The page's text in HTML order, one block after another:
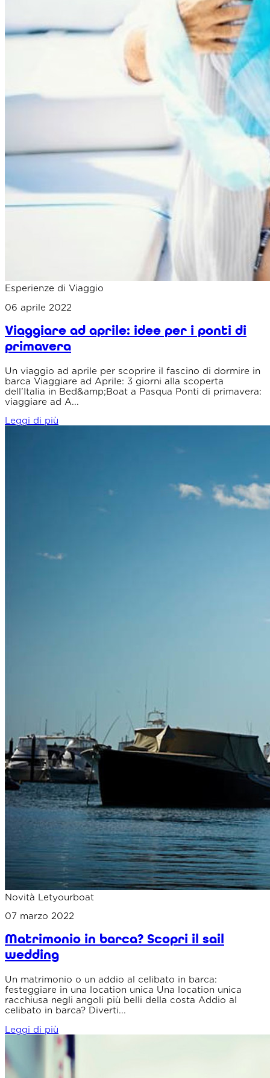
Esperienze di Viaggio
06 aprile 2022
Viaggiare ad aprile: idee per i ponti di
primavera
Un viaggio ad aprile per scoprire il fascino di dormire in
barca Viaggiare ad Aprile: 3 giorni alla scoperta
dell’Italia in Bed&amp;Boat a Pasqua Ponti di primavera:
viaggiare ad A...
Leggi di più
Novità Letyourboat
07 marzo 2022
Matrimonio in barca? Scopri il sail
wedding
Un matrimonio o un addio al celibato in barca:
festeggiare in una location unica Una location unica
racchiusa negli angoli più belli della costa Addio al
celibato in barca? Diverti...
Leggi di più